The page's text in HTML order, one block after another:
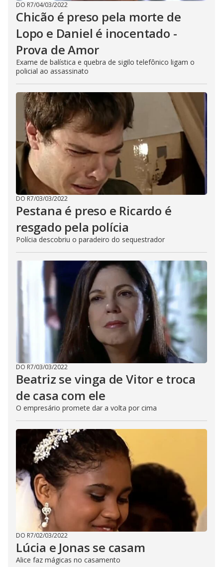
DO R7/04/03/2022
Chicão é preso pela morte de
Lopo e Daniel é inocentado -
Prova de Amor
Exame de balística e quebra de sigilo telefônico ligam o
policial ao assassinato
DO R7/03/03/2022
Pestana é preso e Ricardo é
resgado pela polícia
Polícia descobriu o paradeiro do sequestrador
DO R7/03/03/2022
Beatriz se vinga de Vitor e troca
de casa com ele
O empresário promete dar a volta por cima
DO R7/02/03/2022
Lúcia e Jonas se casam
Alice faz mágicas no casamento